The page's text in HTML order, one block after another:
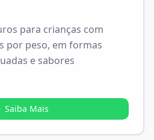
para crianças com
por peso, em formas
e sabores
Saiba Mais